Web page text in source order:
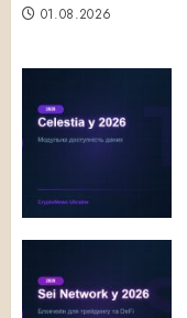
01.08.2026